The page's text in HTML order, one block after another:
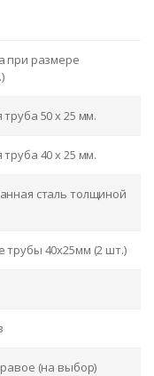
при размере
50 х 25 мм.
40 х 25 мм.
сталь толщиной
трубы 40х25мм (2 шт.)
(на выбор)